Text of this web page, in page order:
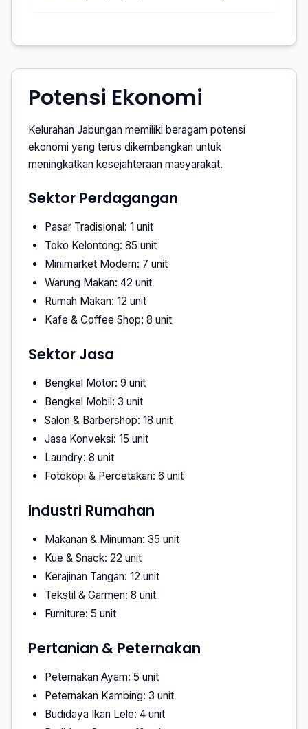
Potensi Ekonomi
Kelurahan Jabungan memiliki beragam potensi
ekonomi yang terus dikembangkan untuk
meningkatkan kesejahteraan masyarakat.
Sektor Perdagangan
Pasar Tradisional: 1 unit
Toko Kelontong: 85 unit
Minimarket Modern: 7 unit
Warung Makan: 42 unit
Rumah Makan: 12 unit
Kafe & Coffee Shop: 8 unit
Sektor Jasa
Bengkel Motor: 9 unit
Bengkel Mobil: 3 unit
Salon & Barbershop: 18 unit
Jasa Konveksi: 15 unit
Laundry: 8 unit
Fotokopi & Percetakan: 6 unit
Industri Rumahan
Makanan & Minuman: 35 unit
Kue & Snack: 22 unit
Kerajinan Tangan: 12 unit
Tekstil & Garmen: 8 unit
Furniture: 5 unit
Pertanian & Peternakan
Peternakan Ayam: 5 unit
Peternakan Kambing: 3 unit
Budidaya Ikan Lele: 4 unit